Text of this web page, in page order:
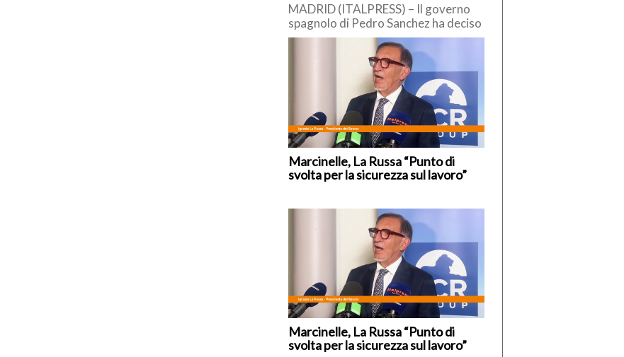
MADRID (ITALPRESS) – Il governo
spagnolo di Pedro Sanchez ha deciso
di reintrodurre “temporaneamente” i
controlli alle frontiere interne, nei […]
Marcinelle, La Russa “Punto di
svolta per la sicurezza sul lavoro”
Marcinelle, La Russa “Punto di
svolta per la sicurezza sul lavoro”